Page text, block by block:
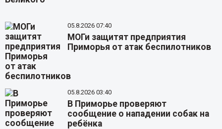
05.8.2026 07:40
МОГи защитят предприятия
Приморья от атак беспилотников
05.8.2026 03:40
В Приморье проверяют
сообщение о нападении собак на
ребёнка